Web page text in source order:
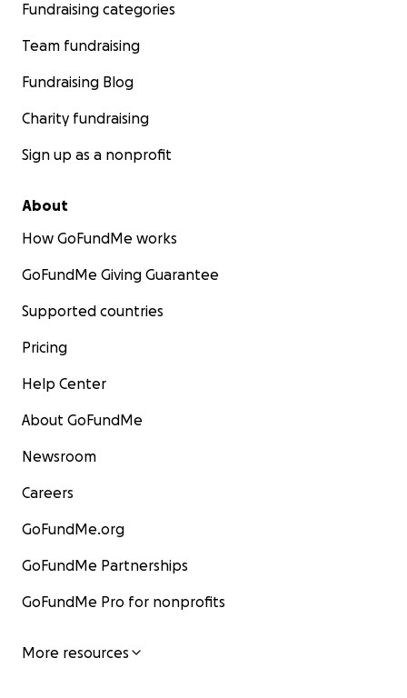
Fundraising categories
Team fundraising
Fundraising Blog
Charity fundraising
Sign up as a nonprofit
About
How GoFundMe works
GoFundMe Giving Guarantee
Supported countries
Pricing
Help Center
About GoFundMe
Newsroom
Careers
GoFundMe.org
GoFundMe Partnerships
GoFundMe Pro for nonprofits
More resources